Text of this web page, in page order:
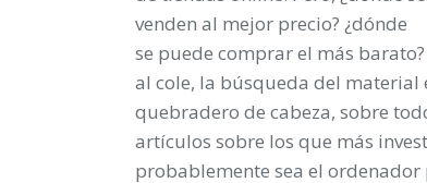
venden al mejor precio? ¿dónde
se puede comprar el más
al cole, la búsqueda del
quebradero de cabeza, sobre
artículos sobre los que más
probablemente sea el